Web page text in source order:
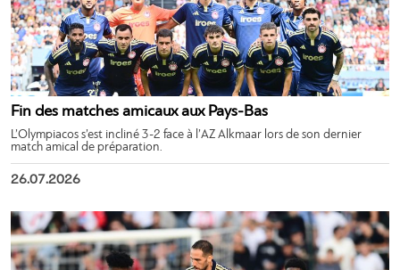
Fin des matches amicaux aux Pays-Bas
L’Olympiacos s’est incliné 3-2 face à l’AZ Alkmaar lors de son dernier
match amical de préparation.
26.07.2026